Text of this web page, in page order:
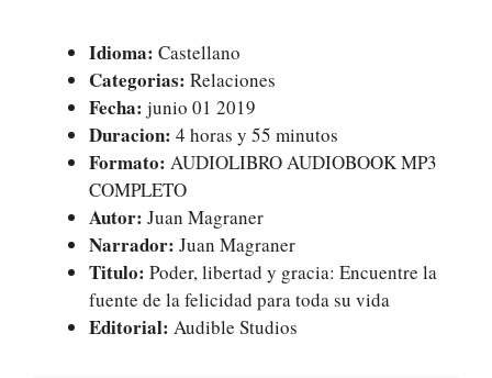
Idioma: Castellano
Categorias: Relaciones
Fecha: junio 01 2019
Duracion: 4 horas y 55 minutos
Formato: AUDIOLIBRO AUDIOBOOK MP3
COMPLETO
Autor: Juan Magraner
Narrador: Juan Magraner
Titulo: Poder, libertad y gracia: Encuentre la
fuente de la felicidad para toda su vida
Editorial: Audible Studios